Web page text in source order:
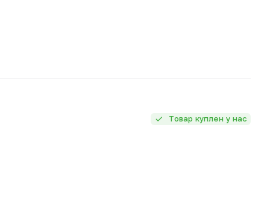
Товар куплен у нас